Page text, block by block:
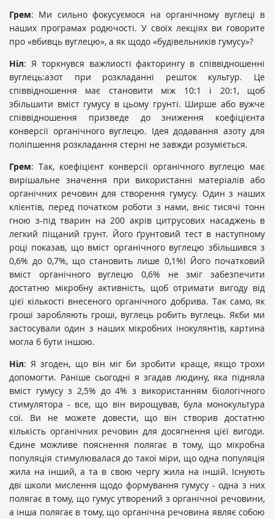
Грем: Ми сильно фокусуємося на органічному вуглеці в
наших програмах родючості. У своїх лекціях ви говорите
про «вбивць вуглецю», а як щодо «будівельників гумусу»?
Ніл: Я торкнувся важлиості факторингу в співвідношенні
вуглець:азот при розкладанні решток культур. Це
співвідношення має становити між 10:1 і 20:1, щоб
збільшити вміст гумусу в цьому грунті. Ширше або вужче
співвідношення призведе до зниження коефіцієнта
конверсії органічного вуглецю. Ідея додавання азоту для
поліпшення розкладання стерні не завжди розуміється.
Грем: Так, коефіцієнт конверсії органічного вуглецю має
вирішальне значення при використанні матеріалів або
органічних речовин для створення гумусу. Один з наших
клієнтів, перед початком роботи з нами, вніс тисячі тонн
гною з-під тварин на 200 акрів цитрусових насаджень в
легкий піщаний грунт. Його ґрунтовий тест в наступному
році показав, що вміст органічного вуглецю збільшився з
0,6% до 0,7%, що становить лише 0,1%! Його початковий
вміст органічного вуглецю 0,6% не зміг забезпечити
достатню мікробну активність, щоб отримати вигоду від
цієї кількості внесеного органічного добрива. Так само, як
гроші заробляють гроші, вуглець робить вуглець. Якби ми
застосували один з наших мікробних інокулянтів, картина
могла б бути іншою.
Ніл: Я згоден, що він міг би зробити краще, якщо трохи
допомогти. Раніше сьогодні я згадав людину, яка підняла
вміст гумусу з 2,5% до 4% з використанням біологічного
стимулятора - все, що він вирощував, була монокультура
сої. Ви не можете довести, що він створив достатню
кількість органічних речовин для досягнення цієї вигоди.
Єдине можливе пояснення полягає в тому, що мікробна
популяція стимулювалася до такої міри, що одна популяція
жила на інший, а та в свою чергу жила на іншій. Існують
дві школи мислення щодо формування гумусу - одна з них
полягає в тому, що гумус утворений з органічної речовини,
а інша полягає в тому, що органічна речовина являє собою